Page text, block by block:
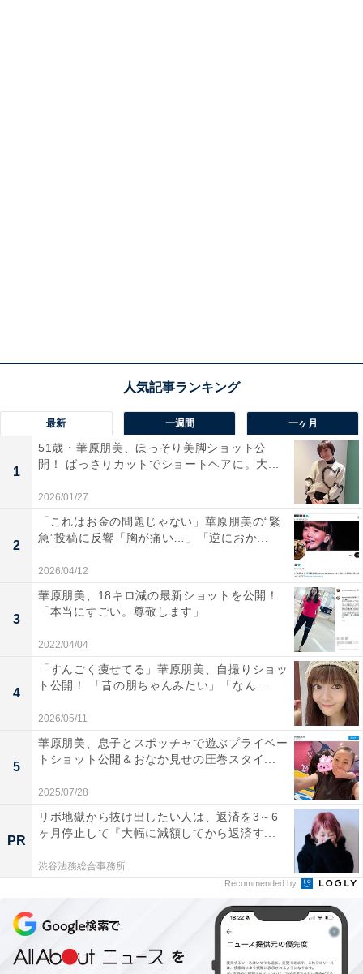
最新 一週間 一ヶ月
1
51歳・華原朋美、ほっそり美脚ショット公
開！ ばっさりカットでショートヘアに。大...
2026/01/27
2
「これはお金の問題じゃない」華原朋美の“緊
急”投稿に反響「胸が痛い…」「逆におか...
2026/04/12
3
華原朋美、18キロ減の最新ショットを公開！
「本当にすごい。尊敬します」
2022/04/04
4
「すんごく痩せてる」華原朋美、自撮りショッ
ト公開！ 「昔の朋ちゃんみたい」「なん...
2026/05/11
5
華原朋美、息子とスポッチャで遊ぶプライベー
トショット公開＆おなか見せの圧巻スタイ...
2025/07/28
PR
リボ地獄から抜け出したい人は、返済を3～6
ヶ月停止して『大幅に減額してから返済す...
渋谷法務総合事務所
Recommended by